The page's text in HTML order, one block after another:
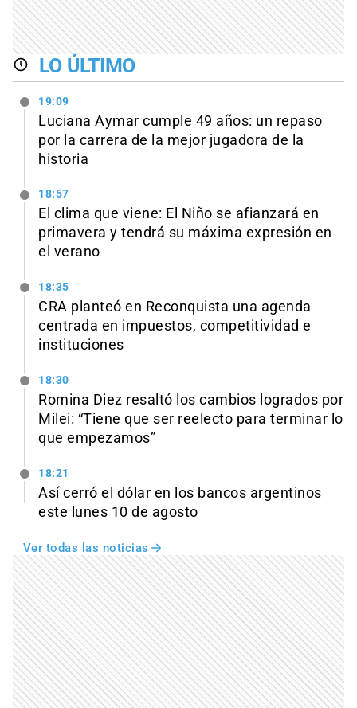
LO ÚLTIMO
19:09
Luciana Aymar cumple 49 años: un repaso
por la carrera de la mejor jugadora de la
historia
18:57
El clima que viene: El Niño se afianzará en
primavera y tendrá su máxima expresión en
el verano
18:35
CRA planteó en Reconquista una agenda
centrada en impuestos, competitividad e
instituciones
18:30
Romina Diez resaltó los cambios logrados por
Milei: “Tiene que ser reelecto para terminar lo
que empezamos”
18:21
Así cerró el dólar en los bancos argentinos
este lunes 10 de agosto
Ver todas las noticias